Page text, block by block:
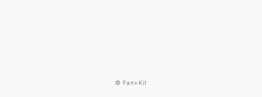
© Fan+Kit